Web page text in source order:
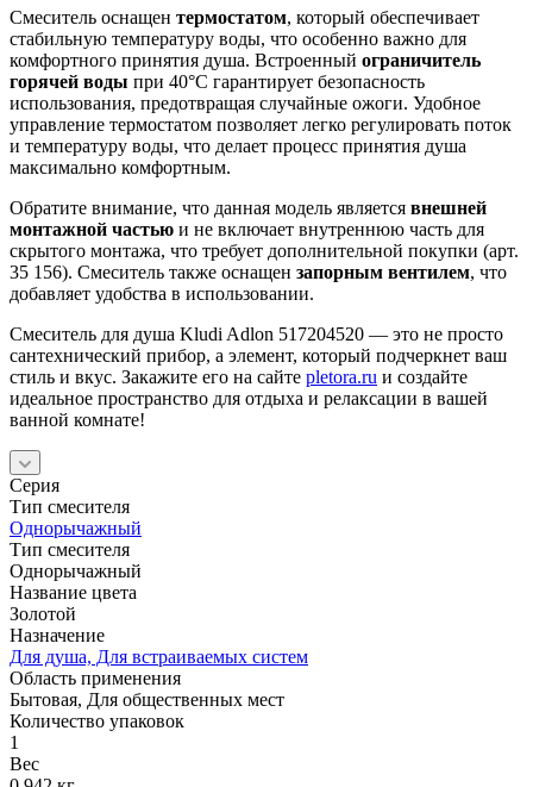
Смеситель оснащен термостатом, который обеспечивает
стабильную температуру воды, что особенно важно для
комфортного принятия душа. Встроенный ограничитель
горячей воды при 40°C гарантирует безопасность
использования, предотвращая случайные ожоги. Удобное
управление термостатом позволяет легко регулировать поток
и температуру воды, что делает процесс принятия душа
максимально комфортным.
Обратите внимание, что данная модель является внешней
монтажной частью и не включает внутреннюю часть для
скрытого монтажа, что требует дополнительной покупки (арт.
35 156). Смеситель также оснащен запорным вентилем, что
добавляет удобства в использовании.
Смеситель для душа Kludi Adlon 517204520 — это не просто
сантехнический прибор, а элемент, который подчеркнет ваш
стиль и вкус. Закажите его на сайте pletora.ru и создайте
идеальное пространство для отдыха и релаксации в вашей
ванной комнате!
Серия
Тип смесителя
Однорычажный
Тип смесителя
Однорычажный
Название цвета
Золотой
Назначение
Для душа, Для встраиваемых систем
Область применения
Бытовая, Для общественных мест
Количество упаковок
1
Вес